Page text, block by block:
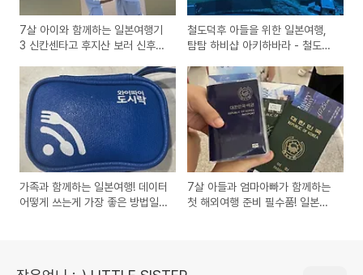
7살 아이와 함께하는 일본여행기
3 신칸센타고 후지산 보러 신후지
철도덕후 아들을 위한 일본여행,
탐탐 하비샵 아키하바라 - 철도모
가족과 함께하는 일본여행! 데이터
어떻게 쓰는게 가장 좋은 방법일
7살 아들과 엄마아빠가 함께하는
첫 해외여행 준비 필수품! 일본여